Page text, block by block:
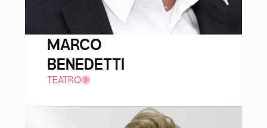
MARCO
BENEDETTI
TEATRO